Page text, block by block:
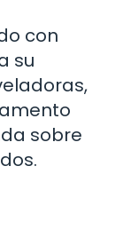
con
su
sobre